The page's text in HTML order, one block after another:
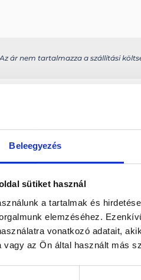
Beleegyezés
sütiket használ
a tartalmak és
elemzéséhez.
vonatkozó adatait,
vagy az Ön által használt más
Hossz: 282 cm
Szélesség: 172 cm
Csőátmérő: 44,5 cm
Az ár nem tartalmazza a szállítási
Érdekel!